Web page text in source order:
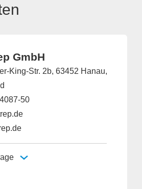
GmbH
King-Str. 2b, 63452 Hanau,
50